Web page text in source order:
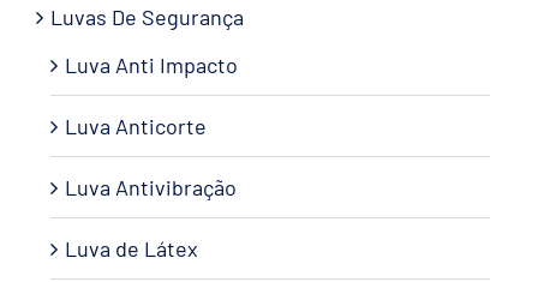
Luvas De Segurança
Luva Anti Impacto
Luva Anticorte
Luva Antivibração
Luva de Látex